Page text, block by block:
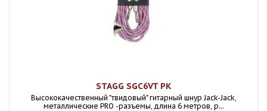
STAGG SGC6VT PK
Высококачественный "твидовый" гитарный шнур Jack-Jack,
металлические PRO -разъемы, длина 6 метров, р...